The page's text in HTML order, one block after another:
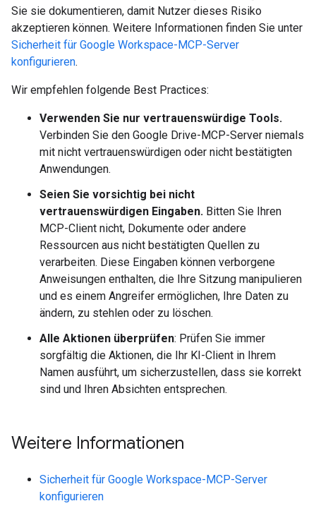
Sie sie dokumentieren, damit Nutzer dieses Risiko
akzeptieren können. Weitere Informationen finden Sie unter
Sicherheit für Google Workspace-MCP-Server
konfigurieren.
Wir empfehlen folgende Best Practices:
Verwenden Sie nur vertrauenswürdige Tools.
Verbinden Sie den Google Drive-MCP-Server niemals
mit nicht vertrauenswürdigen oder nicht bestätigten
Anwendungen.
Seien Sie vorsichtig bei nicht
vertrauenswürdigen Eingaben. Bitten Sie Ihren
MCP-Client nicht, Dokumente oder andere
Ressourcen aus nicht bestätigten Quellen zu
verarbeiten. Diese Eingaben können verborgene
Anweisungen enthalten, die Ihre Sitzung manipulieren
und es einem Angreifer ermöglichen, Ihre Daten zu
ändern, zu stehlen oder zu löschen.
Alle Aktionen überprüfen: Prüfen Sie immer
sorgfältig die Aktionen, die Ihr KI-Client in Ihrem
Namen ausführt, um sicherzustellen, dass sie korrekt
sind und Ihren Absichten entsprechen.
Weitere Informationen
Sicherheit für Google Workspace-MCP-Server
konfigurieren